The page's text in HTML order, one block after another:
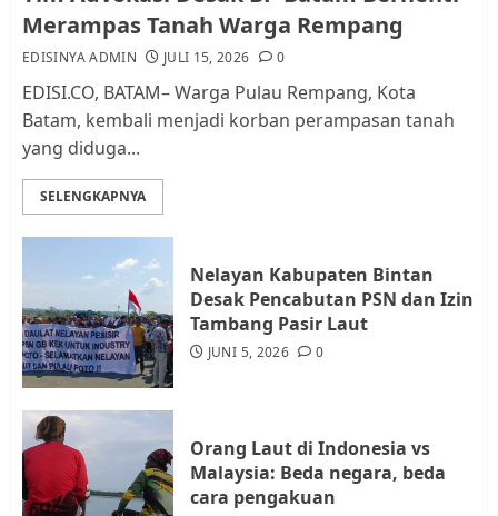
Pemerintah dan Masyarakat di
Lingkungan RT/RW
AGUSTUS 1, 2026
4
Warga Rempang Ajukan
Audiensi dengan Wali Kota
Tim Advokasi Desak BP Batam
Merampas Tanah Warga Rempang
EDISINYA ADMIN JULI 15, 2026 0
EDISI.CO, BATAM– Warga Pulau Rempang, Kota
Batam, kembali menjadi korban perampasan tanah
yang diduga...
SELENGKAPNYA
Nelayan Kabupaten Bintan
Desak Pencabutan PSN dan Izin
Tambang Pasir Laut
JUNI 5, 2026 0
Orang Laut di Indonesia vs
Malaysia: Beda negara, beda
cara pengakuan